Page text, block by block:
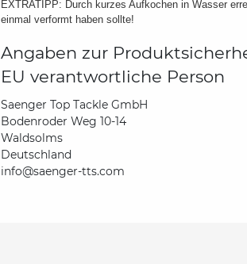
EXTRATIPP: Durch kurzes Aufkochen in Wasser
einmal verformt haben sollte!
Angaben zur
EU verantwortliche Person
Saenger Top Tackle GmbH
Bodenroder Weg 10-14
Waldsolms
Deutschland
info@saenger-tts.com